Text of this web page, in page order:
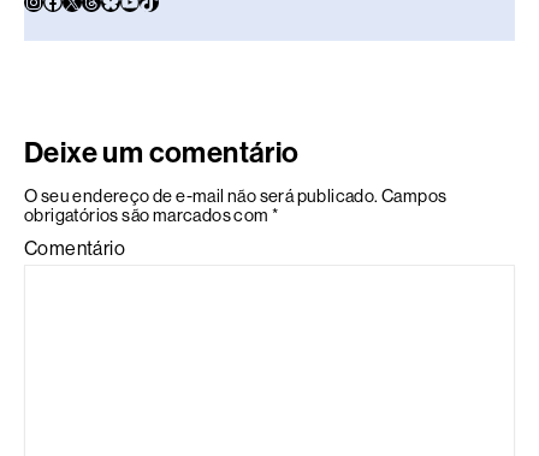
Deixe um comentário
O seu endereço de e-mail não será publicado. Campos
obrigatórios são marcados com *
Comentário